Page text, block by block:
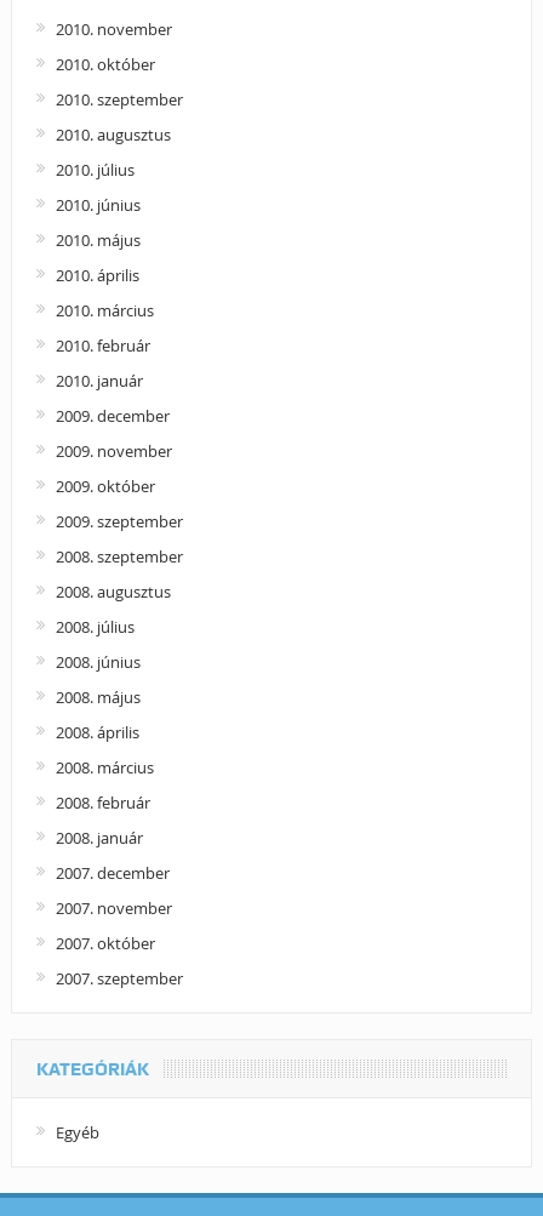
2010. november
2010. október
2010. szeptember
2010. augusztus
2010. július
2010. június
2010. május
2010. április
2010. március
2010. február
2010. január
2009. december
2009. november
2009. október
2009. szeptember
2008. szeptember
2008. augusztus
2008. július
2008. június
2008. május
2008. április
2008. március
2008. február
2008. január
2007. december
2007. november
2007. október
2007. szeptember
KATEGÓRIÁK
Egyéb